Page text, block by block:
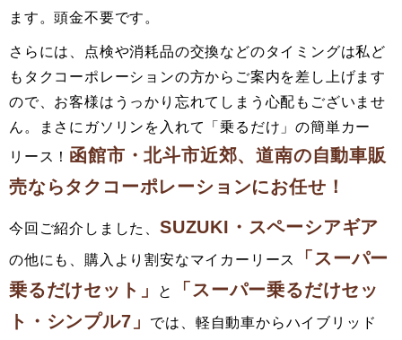
ます。頭金不要です。
さらには、点検や消耗品の交換などのタイミングは私ど
もタクコーポレーションの方からご案内を差し上げます
ので、お客様はうっかり忘れてしまう心配もございませ
ん。まさにガソリンを入れて「乗るだけ」の簡単カー
リース！ 函館市・北斗市近郊、道南の自動車販
売ならタクコーポレーションにお任せ！
今回ご紹介しました、 SUZUKI・スペーシアギア
の他にも、購入より割安なマイカーリース
「スーパー
乗るだけセット」
と
「スーパー乗るだけセッ
ト・シンプル7」
では、軽自動車からハイブリッド